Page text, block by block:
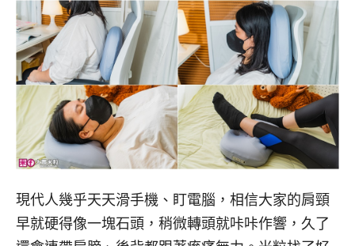
現代人幾乎天天滑手機、盯電腦，相信大家的肩頸
早就硬得像一塊石頭，稍微轉頭就咔咔作響，久了